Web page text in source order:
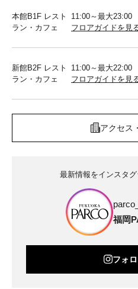
本館B1F レスト
ラン・カフェ
11:00～最大23:00
フロアガイドを見
新館B2F レスト
ラン・カフェ
11:00～最大22:00
フロアガイドを見
アクセス
最新情報をインスタ
福岡
フォ